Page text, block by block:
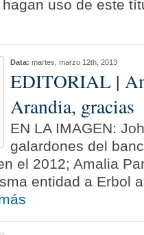
uso de este
Data: martes, marzo 12th, 2013
EDITORIAL |
Arandia, gracias
EN LA IMAGEN:
galardones del
el 2012; Amalia
entidad a Erbol